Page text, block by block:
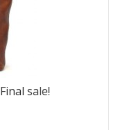
sale!